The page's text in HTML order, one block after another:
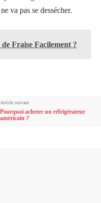
va pas se dessécher.
Fraise Facilement ?
Article suivant
Pourquoi acheter un réfrigérateur
américain ?